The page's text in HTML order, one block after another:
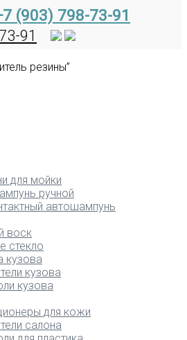
(903) 798-73-91
91
резины”
для мойки
ручной
автошампунь
воск
стекло
кузова
кузова
кузова
для кожи
салона